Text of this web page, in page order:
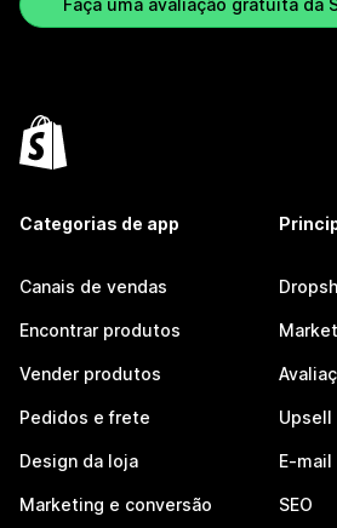
Faça uma avaliação gratuita da
Categorias de app
Canais de vendas
Encontrar produtos
Vender produtos
Pedidos e frete
Design da loja
Marketing e conversão
E-
SEO